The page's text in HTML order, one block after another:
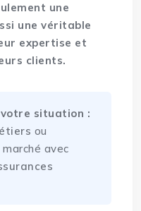
une
une véritable
expertise et
clients.
situation :
ou
avec